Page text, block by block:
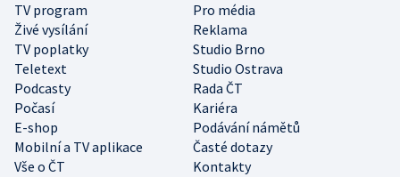
TV program
Pro média
Živé vysílání
Reklama
TV poplatky
Studio Brno
Teletext
Studio Ostrava
Podcasty
Rada ČT
Počasí
Kariéra
E-shop
Podávání námětů
Mobilní a TV aplikace
Časté dotazy
Vše o ČT
Kontakty